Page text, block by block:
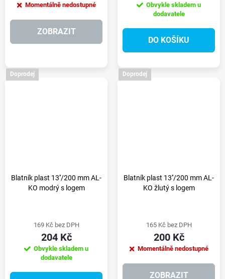
Momentálně nedostupné
ZOBRAZIT
Obvykle skladem u
dodavatele
DO KOŠÍKU
Doprodej
Blatník plast 13''/200 mm AL-
KO modrý s logem
169 Kč bez DPH
204 Kč
Obvykle skladem u
dodavatele
Doprodej
Blatník plast 13''/200 mm AL-
KO žlutý s logem
165 Kč bez DPH
200 Kč
Momentálně nedostupné
ZOBRAZIT